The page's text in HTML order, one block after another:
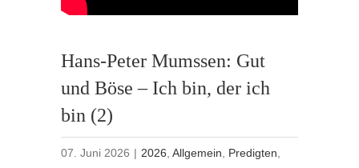
Hans-Peter Mumssen: Gut
und Böse – Ich bin, der ich
bin (2)
07. Juni 2026 | 2026,Allgemein, Predigten,